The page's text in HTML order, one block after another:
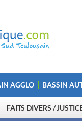
AGGLO BASSIN
FAITS DIVERS /